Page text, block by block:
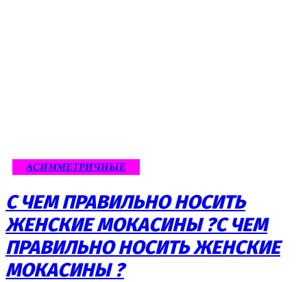
АСИММЕТРИЧНЫЕ
С ЧЕМ ПРАВИЛЬНО НОСИТЬ
ЖЕНСКИЕ МОКАСИНЫ ?С ЧЕМ
ПРАВИЛЬНО НОСИТЬ ЖЕНСКИЕ
МОКАСИНЫ ?